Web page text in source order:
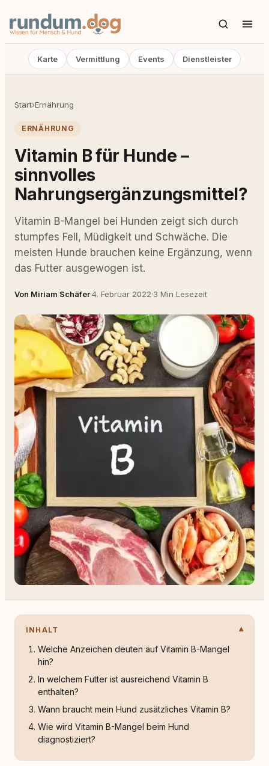
Karte Vermittlung Events Dienstleister
Start›Ernährung
ERNÄHRUNG
Vitamin B für Hunde –
sinnvolles
Nahrungsergänzungsmittel?
Vitamin B-Mangel bei Hunden zeigt sich durch
stumpfes Fell, Müdigkeit und Schwäche. Die
meisten Hunde brauchen keine Ergänzung, wenn
das Futter ausgewogen ist.
Von Miriam Schäfer·4. Februar 2022·3 Min Lesezeit
INHALT
Welche Anzeichen deuten auf Vitamin B-Mangel
hin?
In welchem Futter ist ausreichend Vitamin B
enthalten?
Wann braucht mein Hund zusätzliches Vitamin B?
Wie wird Vitamin B-Mangel beim Hund
diagnostiziert?